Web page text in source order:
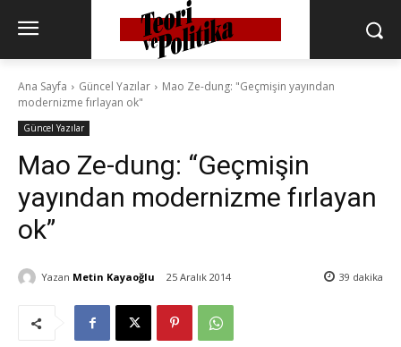
Ana Sayfa Güncel Yazılar
Mao Ze-dung: "Geçmişin yayından
modernizme fırlayan ok"
Güncel Yazılar
Mao Ze-dung: “Geçmişin
yayından modernizme fırlayan
ok”
Yazan Metin Kayaoğlu 25 Aralık 2014 39 dakika